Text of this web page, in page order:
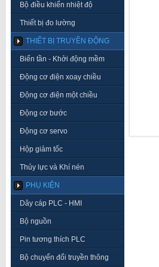
Bộ điều khiển nhiệt độ
Thiết bị đo lường
THIẾT BỊ TRUYỀN ĐỘNG
Biến tần - Khởi động mềm
Động cơ điện xoay chiều
Động cơ điện một chiều
Động cơ bước
Động cơ servo
Hộp giảm tốc
Thủy lực và Khí nén
PHỤ KIỆN
Dây cáp PLC - HMI
Bộ nguồn
Pin tương thích PLC
Bộ chuyển đổi truyền thông